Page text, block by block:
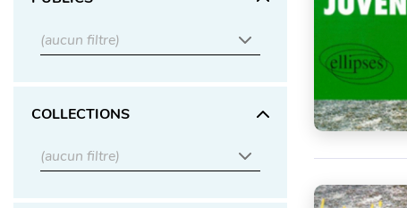
(aucun filtre)
COLLECTIONS
(aucun filtre)